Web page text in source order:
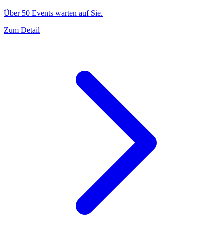
Über 50 Events warten auf Sie.
Zum Detail